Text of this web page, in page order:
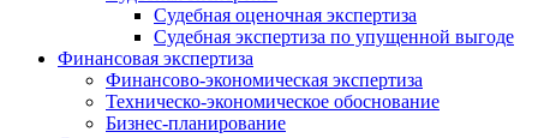
Судебная оценочная экспертиза
Судебная экспертиза по упущенной выгоде
Финансовая экспертиза
Финансово-экономическая экспертиза
Техническо-экономическое обоснование
Бизнес-планирование